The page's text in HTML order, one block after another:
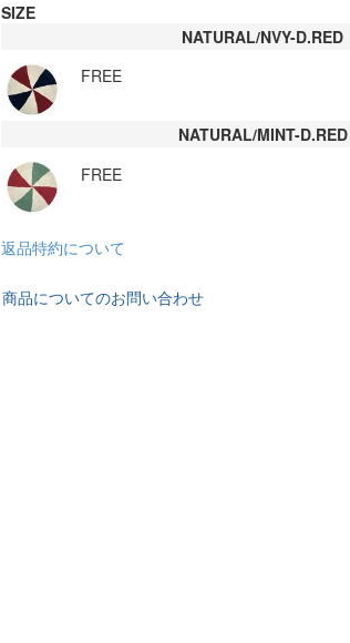
SIZE
NATURAL/NVY-D.RED
FREE
NATURAL/MINT-D.RED
FREE
返品特約について
商品についてのお問い合わせ